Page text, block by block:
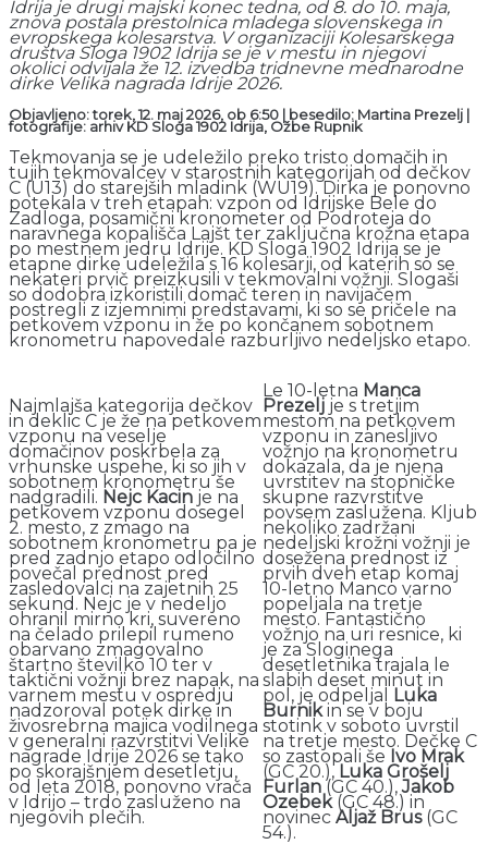
Idrija je drugi majski konec tedna, od 8. do 10. maja,
znova postala prestolnica mladega slovenskega in
evropskega kolesarstva. V organizaciji Kolesarskega
društva Sloga 1902 Idrija se je v mestu in njegovi
okolici odvijala že 12. izvedba tridnevne mednarodne
dirke Velika nagrada Idrije 2026.
Objavljeno: torek, 12. maj 2026, ob 6:50 | besedilo: Martina Prezelj |
fotografije: arhiv KD Sloga 1902 Idrija, Ožbe Rupnik
Tekmovanja se je udeležilo preko tristo domačih in
tujih tekmovalcev v starostnih kategorijah od dečkov
C (U13) do starejših mladink (WU19). Dirka je ponovno
potekala v treh etapah: vzpon od Idrijske Bele do
Zadloga, posamični kronometer od Podroteja do
naravnega kopališča Lajšt ter zaključna krožna etapa
po mestnem jedru Idrije. KD Sloga 1902 Idrija se je
etapne dirke udeležila s 16 kolesarji, od katerih so se
nekateri prvič preizkusili v tekmovalni vožnji. Slogaši
so dodobra izkoristili domač teren in navijačem
postregli z izjemnimi predstavami, ki so se pričele na
petkovem vzponu in že po končanem sobotnem
kronometru napovedale razburljivo nedeljsko etapo.
Najmlajša kategorija dečkov
in deklic C je že na petkovem
vzponu na veselje
domačinov poskrbela za
vrhunske uspehe, ki so jih v
sobotnem kronometru še
nadgradili. Nejc Kacin je na
petkovem vzponu dosegel
2. mesto, z zmago na
sobotnem kronometru pa je
pred zadnjo etapo odločilno
povečal prednost pred
zasledovalci na zajetnih 25
sekund. Nejc je v nedeljo
ohranil mirno kri, suvereno
na čelado prilepil rumeno
obarvano zmagovalno
štartno številko 10 ter v
taktični vožnji brez napak, na
varnem mestu v ospredju
nadzoroval potek dirke in
živosrebrna majica vodilnega
v generalni razvrstitvi Velike
nagrade Idrije 2026 se tako
po skorajšnjem desetletju,
od leta 2018, ponovno vrača
v Idrijo – trdo zasluženo na
njegovih plečih.
Le 10-letna Manca
Prezelj je s tretjim
mestom na petkovem
vzponu in zanesljivo
vožnjo na kronometru
dokazala, da je njena
uvrstitev na stopničke
skupne razvrstitve
povsem zaslužena. Kljub
nekoliko zadržani
nedeljski krožni vožnji je
dosežena prednost iz
prvih dveh etap komaj
10-letno Manco varno
popeljala na tretje
mesto. Fantastično
vožnjo na uri resnice, ki
je za Sloginega
desetletnika trajala le
slabih deset minut in
pol, je odpeljal Luka
Burnikin se v boju
stotink v soboto uvrstil
na tretje mesto. Dečke C
so zastopali še Ivo Mrak
(GC 20.), Luka Grošelj
Furlan (GC 40.),Jakob
Ozebek(GC 48.) in
novinecAljaž Brus(GC
54.).